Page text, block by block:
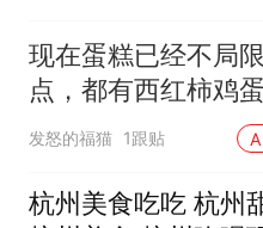
现在蛋糕已经不局
点，都有西红柿鸡
糕，而且蛋是拉丝
发怒的福猫 1跟贴
杭州美食吃吃 杭州